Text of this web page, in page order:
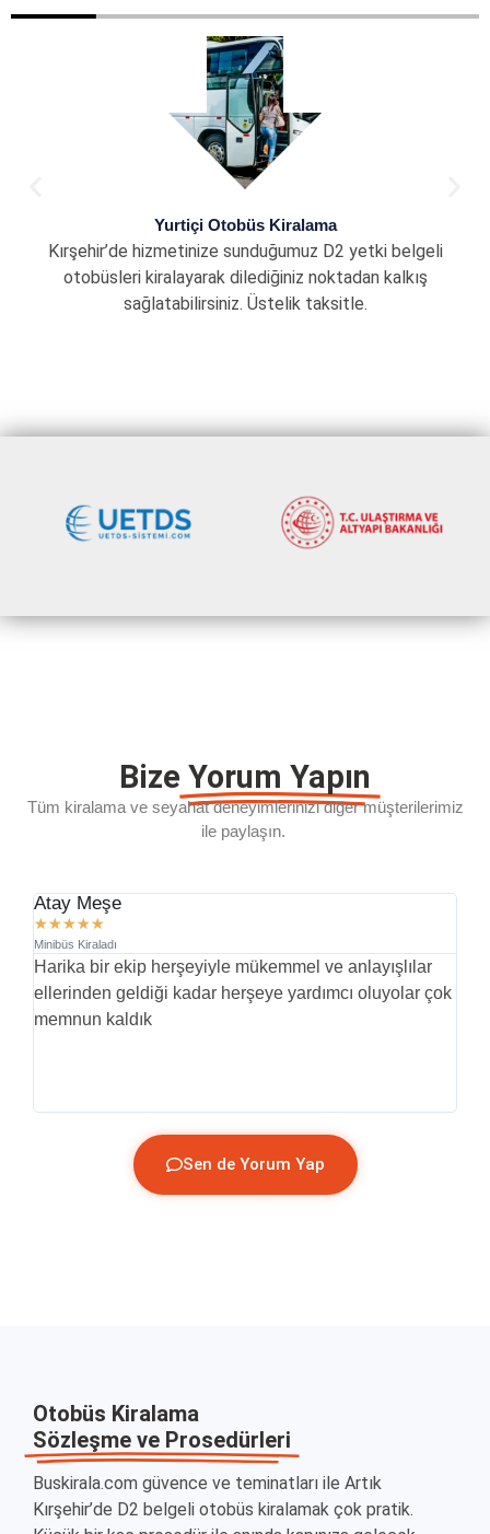
Yurtiçi Otobüs Kiralama
Kırşehir’de hizmetinize sunduğumuz D2 yetki belgeli
otobüsleri kiralayarak dilediğiniz noktadan kalkış
sağlatabilirsiniz. Üstelik taksitle.
Bize Yorum Yapın
Tüm kiralama ve seyahat deneyimlerinizi diğer müşterilerimiz
ile paylaşın.
Atay Meşe
★★★★★
Minibüs Kiraladı
Harika bir ekip herşeyiyle mükemmel ve anlayışlılar
ellerinden geldiği kadar herşeye yardımcı oluyolar çok
memnun kaldık
Sen de Yorum Yap
Otobüs Kiralama
Sözleşme ve Prosedürleri
Buskirala.com güvence ve teminatları ile Artık
Kırşehir’de D2 belgeli otobüs kiralamak çok pratik.